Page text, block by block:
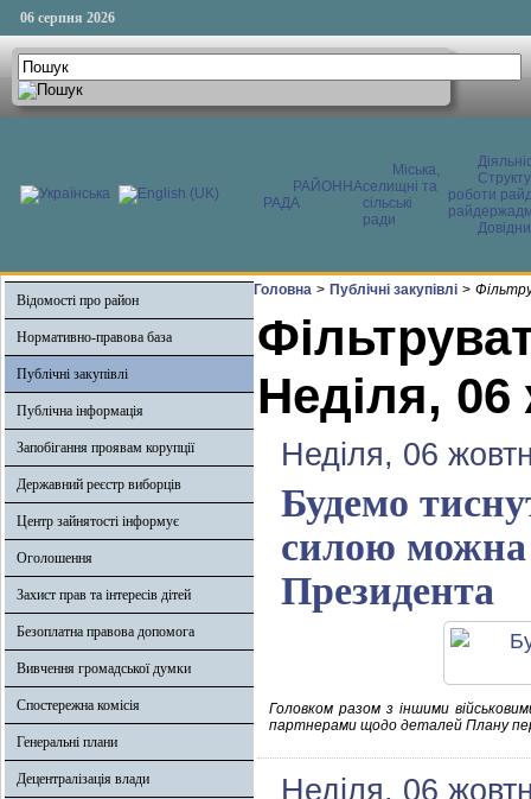
06 серпня 2026
РАЙОННА
РАДА
Міська,
селищні та
сільські
ради
роботи
Відомості про район
Нормативно-правова база
Публічні закупівлі
Публічна інформація
Запобігання проявам корупції
Державний реєстр виборців
Центр зайнятості інформує
Оголошення
Захист прав та інтересів дітей
Безоплатна правова допомога
Вивчення громадської думки
Спостережна комісія
Генеральні плани
Децентралізація влади
Головна > Публічні закупівлі >
Неділя,
Неділя, 06
Будемо
силою можна
Президента
Головком разом з іншими
партнерами щодо деталей Плану
Неділя, 06